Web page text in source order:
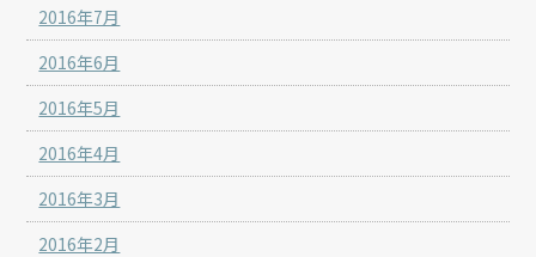
2016年7月
2016年6月
2016年5月
2016年4月
2016年3月
2016年2月